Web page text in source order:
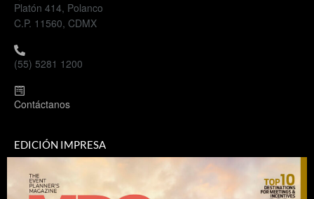
Platón 414, Polanco
C.P. 11560, CDMX
(55) 5281 1200
Contáctanos
EDICIÓN IMPRESA